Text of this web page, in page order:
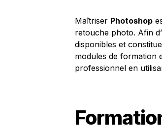
Maîtriser Photoshop
retouche photo. Afin
disponibles et
modules de formation
professionnel en